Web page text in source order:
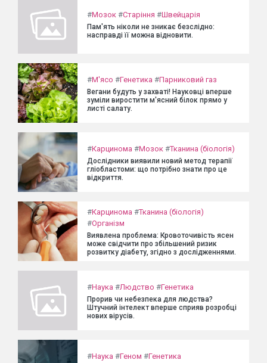
#Мозок #Старіння #Швейцарія
Пам'ять ніколи не зникає безслідно:
насправді її можна відновити.
#М'ясо #Генетика #Парниковий газ
Вегани будуть у захваті! Науковці вперше
зуміли виростити м'ясний білок прямо у
листі салату.
#Карцинома #Мозок #Тканина (біологія)
Дослідники виявили новий метод терапії
гліобластоми: що потрібно знати про це
відкриття.
#Карцинома #Тканина (біологія)
#Організм
Виявлена проблема: Кровоточивість ясен
може свідчити про збільшений ризик
розвитку діабету, згідно з дослідженнями.
#Наука #Людство #Генетика
Прорив чи небезпека для людства?
Штучний інтелект вперше сприяв розробці
нових вірусів.
#Наука #Геном #Генетика